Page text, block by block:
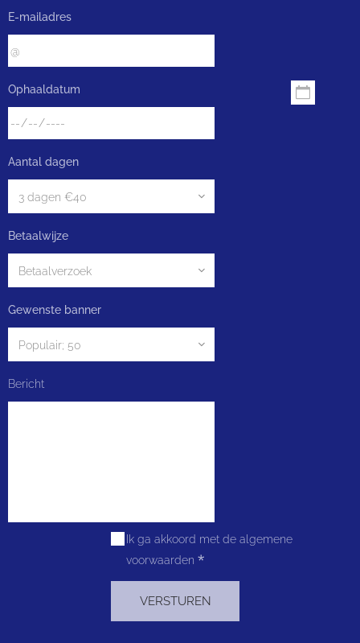
E-mailadres
Ophaaldatum
Aantal dagen
Betaalwijze
Gewenste banner
Bericht
Ik ga akkoord met de algemene
voorwaarden
VERSTUREN